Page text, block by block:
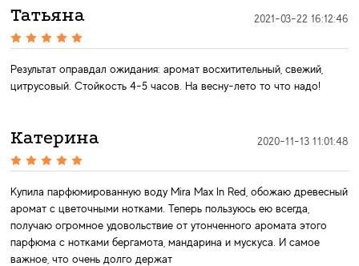
Татьяна 2021-03-22 16:12:46
Результат оправдал ожидания: аромат восхитительный, свежий,
цитрусовый. Стойкость 4-5 часов. На весну-лето то что надо!
Катерина 2020-11-13 11:01:48
Купила парфюмированную воду Mira Max In Red, обожаю древесный
аромат с цветочными нотками. Теперь пользуюсь ею всегда,
получаю огромное удовольствие от утонченного аромата этого
парфюма с нотками бергамота, мандарина и мускуса. И самое
важное, что очень долго держат